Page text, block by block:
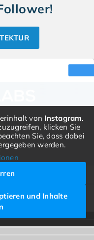
von Instagram.
klicken Sie
Sie, dass dabei
werden.
und Inhalte